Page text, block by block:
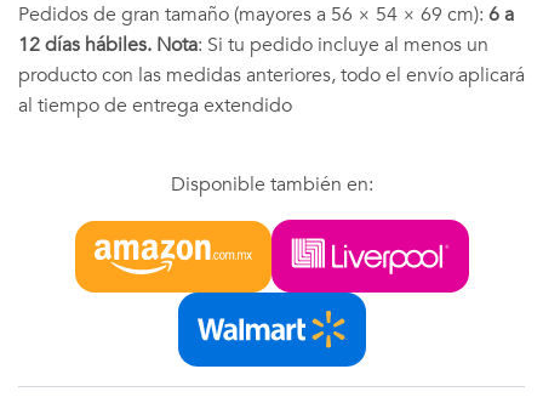
Pedidos de gran tamaño (mayores a 56 × 54 × 69 cm): 6 a
12 días hábiles. Nota: Si tu pedido incluye al menos un
producto con las medidas anteriores, todo el envío aplicará
al tiempo de entrega extendido
Disponible también en: